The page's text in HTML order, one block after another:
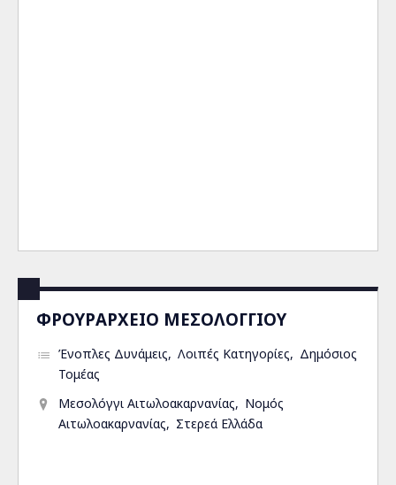
ΦΡΟΥΡΑΡΧΕΙΟ ΜΕΣΟΛΟΓΓΙΟΥ
Ένοπλες Δυνάμεις Λοιπές Κατηγορίες
Δημόσιος
Τομέας
Μεσολόγγι Αιτωλοακαρνανίας
Νομός
Αιτωλοακαρνανίας
Στερεά Ελλάδα